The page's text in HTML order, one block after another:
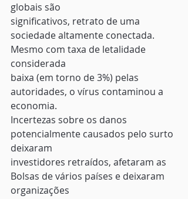
globais são
significativos, retrato de uma
sociedade altamente conectada.
Mesmo com taxa de letalidade
considerada
baixa (em torno de 3%) pelas
autoridades, o vírus contaminou a
economia.
Incertezas sobre os danos
potencialmente causados pelo surto
deixaram
investidores retraídos, afetaram as
Bolsas de vários países e deixaram
organizações